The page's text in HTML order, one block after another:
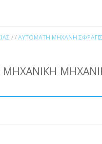
/ /ΑΥΤΌΜΑΤΗ ΜΗΧΑΝΉ